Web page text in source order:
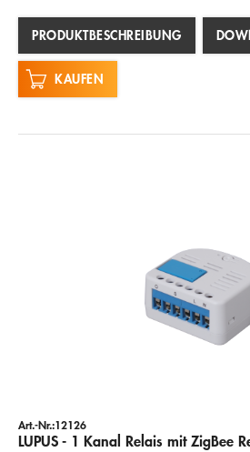
PRODUKTBESCHREIBUNG
KAUFEN
Art.-Nr.:12126
LUPUS - 1 Kanal Relais mit ZigBee